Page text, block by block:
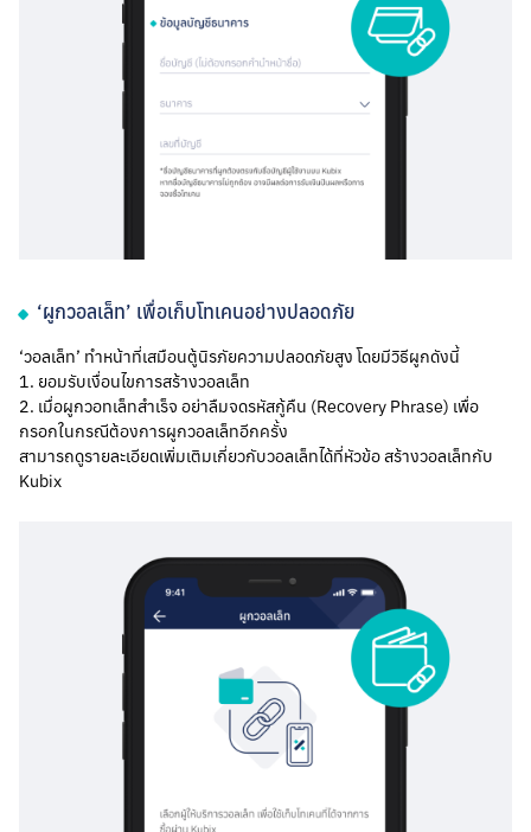
‘ผูกวอลเล็ท’ เพื่อเก็บโทเคนอย่างปลอดภัย
‘วอลเล็ท’ ทำหน้าที่เสมือนตู้นิรภัยความปลอดภัยสูง โดยมีวิธีผูกดังนี้
1. ยอมรับเงื่อนไขการสร้างวอลเล็ท
2. เมื่อผูกวอทเล็ทสำเร็จ อย่าลืมจดรหัสกู้คืน (Recovery Phrase) เพื่อ
กรอกในกรณีต้องการผูกวอลเล็ทอีกครั้ง
สามารถดูรายละเอียดเพิ่มเติมเกี่ยวกับวอลเล็ทได้ที่หัวข้อ สร้างวอลเล็ทกับ
Kubix